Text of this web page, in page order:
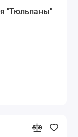
"Тюльпаны"